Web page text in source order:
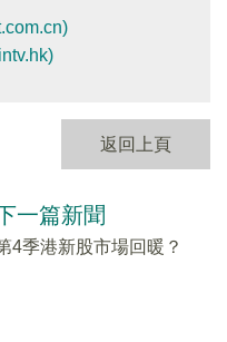
返回上頁
一篇新聞
4季港新股市場回暖？